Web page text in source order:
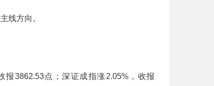
线方向。
3862.53点；深证成指涨2.05%，收报